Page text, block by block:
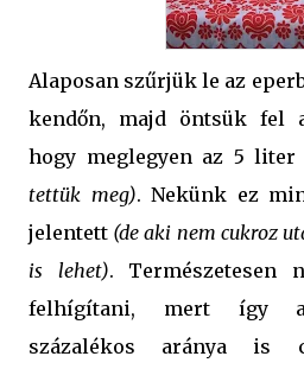
Alaposan szűrjük le az
kendőn, majd öntsük fel
hogy meglegyen az 5 liter
tettük meg). Nekünk ez
jelentett (de aki nem cukroz
is lehet). Természetesen
felhígítani, mert így
százalékos aránya is